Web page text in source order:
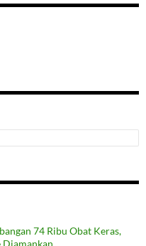
74 Ribu Obat Keras,
Diamankan